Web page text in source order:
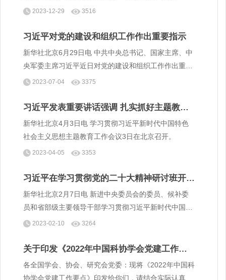
例》），并发出通知，要求各地区各部门认真遵照执
2023-12-29 3516
习近平对党的建设和组织工作作出重要指示
新华社北京6月29日电 中共中央总书记、国家主席、中
央军委主席习近平近日对党的建设和组织工作作出重要
指示指出，全面建设社会主义现代化国家，全面推进中
2023-07-04 3375
习近平发表重要讲话强调 扎实抓好主题教育
为奋进新征程凝心聚力
​新华社北京4月3日电 学习贯彻习近平新时代中国特色
社会主义思想主题教育工作会议3日在北京召开。
2023-04-05 3353
习近平在学习贯彻党的二十大精神研讨班开班
式上发表重要讲话
新华社北京2月7日电 新进中央委员会的委员、候补委
员和省部级主要领导干部学习贯彻习近平新时代中国特
色社会主义思想和党的二十大精神研讨班7日上午在中
2023-02-10 3264
关于印发《2022年中国科协学会党建工作要
点》的通知
各全国学会、协会、研究会党委：现将《2022年中国科
协学会党建工作要点》印发给你们，请结合实际认真贯